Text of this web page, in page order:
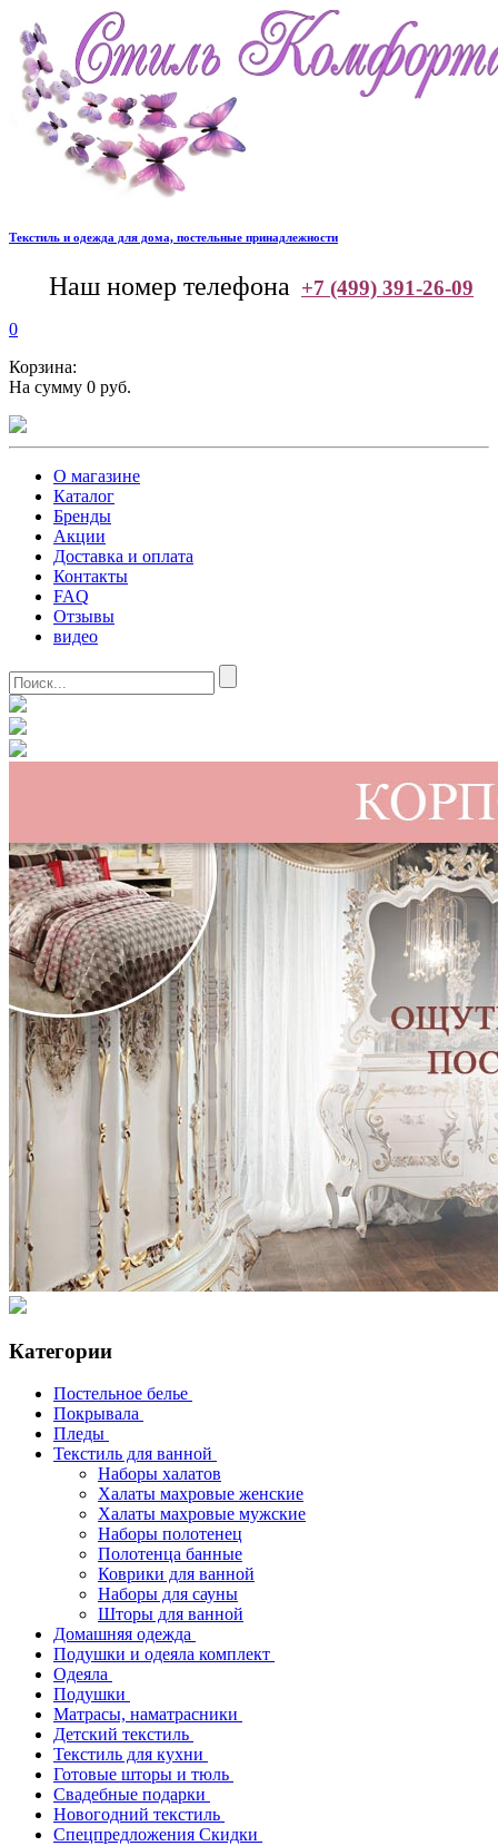
Текстиль и одежда для дома, постельные принадлежности
Наш номер телефона +7 (499) 391-26-09
0
Корзина:
На сумму 0 руб.
О магазине
Каталог
Бренды
Акции
Доставка и оплата
Контакты
FAQ
Отзывы
видео
Категории
Постельное белье
Покрывала
Пледы
Текстиль для ванной
Наборы халатов
Халаты махровые женские
Халаты махровые мужские
Наборы полотенец
Полотенца банные
Коврики для ванной
Наборы для сауны
Шторы для ванной
Домашняя одежда
Подушки и одеяла комплект
Одеяла
Подушки
Матрасы, наматрасники
Детский текстиль
Текстиль для кухни
Готовые шторы и тюль
Свадебные подарки
Новогодний текстиль
Спецпредложения Скидки